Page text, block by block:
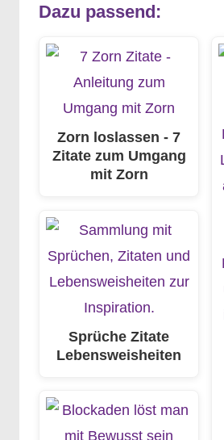
Dazu passend:
Zorn loslassen - 7
Zitate zum Umgang
mit Zorn
Sprüche Zitate
Lebensweisheiten